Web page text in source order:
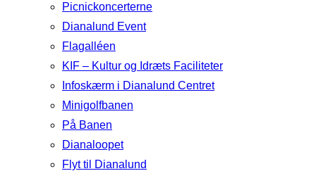
Picnickoncerterne
Dianalund Event
Flagalléen
KIF – Kultur og Idræts Faciliteter
Infoskærm i Dianalund Centret
Minigolfbanen
På Banen
Dianaloopet
Flyt til Dianalund